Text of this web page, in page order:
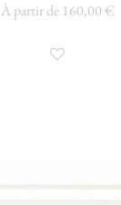
À partir de 160,00 €